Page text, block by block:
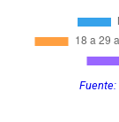
Fuente: